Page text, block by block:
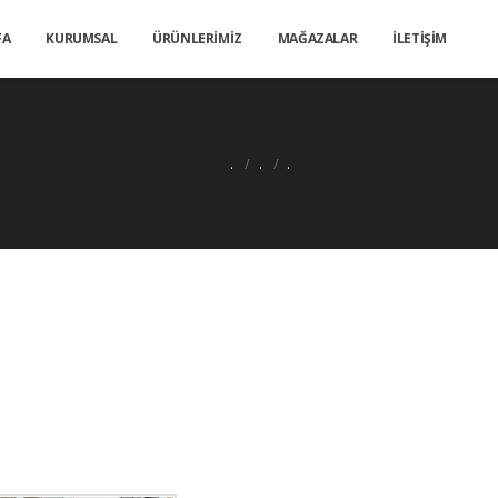
KURUMSAL ÜRÜNLERİMİZ MAĞAZALAR İLETİŞİM
. . .